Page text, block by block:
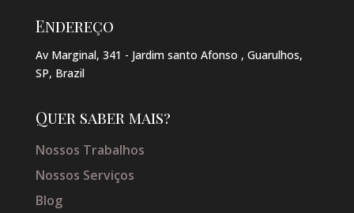
Endereço
Av Marginal, 341 - Jardim santo Afonso , Guarulhos,
SP, Brazil
Quer saber mais?
Nossos Trabalhos
Nossos Serviços
Blog